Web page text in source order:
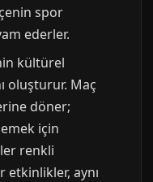
spor
ederler.
kültürel
oluşturur. Maç
döner;
için
renkli
aynı